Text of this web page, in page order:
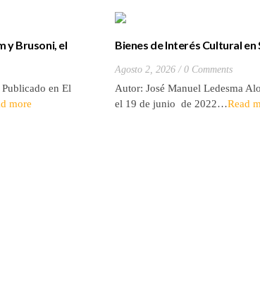
y Brusoni, el
en El
more
Bienes de Interés Cultural
Agosto 2, 2026 0 Comments
Autor: José Manuel Ledesma
el 19 de junio de 2022…Read